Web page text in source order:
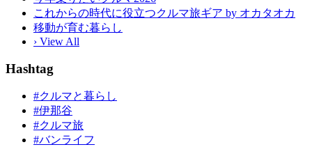
これからの時代に役立つクルマ旅ギア by オカタオカ
移動が育む暮らし
› View All
Hashtag
#クルマと暮らし
#伊那谷
#クルマ旅
#バンライフ